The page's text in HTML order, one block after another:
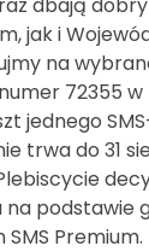
jak i
na
72355
jednego
trwa do 31
na podstawie
Premium.